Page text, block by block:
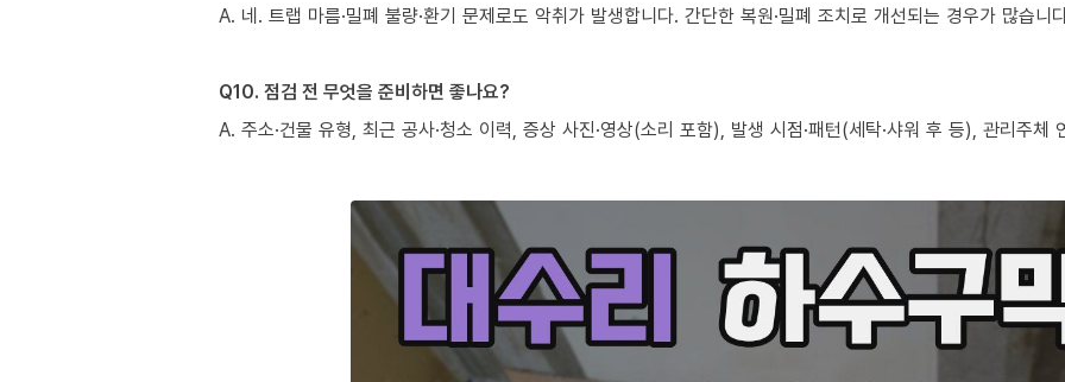
A. 네. 트랩 마름·밀폐 불량·환기 문제로도 악취가 발생합니다. 간단한 복원·밀폐 조치로 개선되는 경우가 많습니
Q10. 점검 전 무엇을 준비하면 좋나요?
A. 주소·건물 유형, 최근 공사·청소 이력, 증상 사진·영상(소리 포함), 발생 시점·패턴(세탁·샤워 후 등), 관리주체